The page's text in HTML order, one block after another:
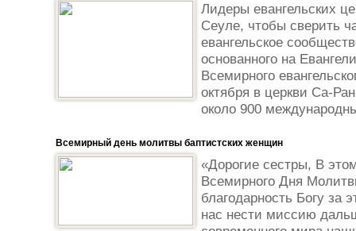
Лидеры евангельских
Сеуле, чтобы сверить
евангельское
основанного на
Всемирного
октября в церкви Са-
около 900
Всемирный день молитвы баптистских женщин
«Дорогие сестры, В
Всемирного Дня
благодарность Богу за
нас нести миссию